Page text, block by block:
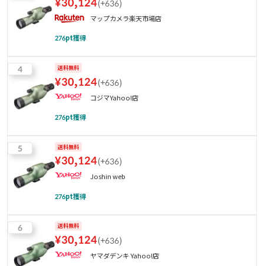
(+636)
マップカメラ楽天市場店
276pt獲得
4 送料無料
¥30,124(+636)
コジマYahoo!店
276pt獲得
5 送料無料
¥30,124(+636)
Joshin web
276pt獲得
6 送料無料
¥30,124(+636)
ヤマダデンキ Yahoo!店